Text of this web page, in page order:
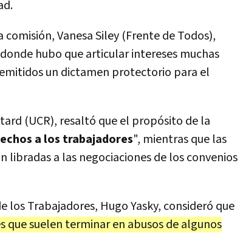
Vanesa Siley (Frente de Todos),
hubo que articular intereses muchas
un dictamen protectorio para el
(UCR), resaltó que el propósito de la
a los trabajadores", mientras que las
libradas a las negociaciones de los convenios
Trabajadores, Hugo Yasky, consideró que
que suelen terminar en abusos de algunos